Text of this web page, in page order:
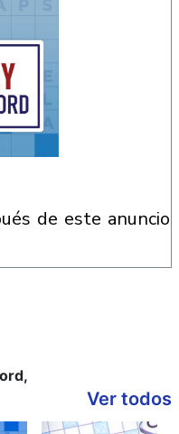
de este anuncio
Ver todos